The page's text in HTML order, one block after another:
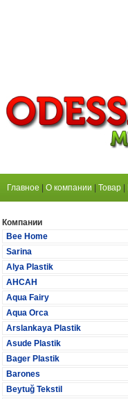
Главное О компании Товар
Компании
Bee Home
Sarina
Alya Plastik
АНСАН
Aqua Fairy
Aqua Orca
Arslankaya Plastik
Asude Plastik
Bager Plastik
Barones
Beytuğ Tekstil